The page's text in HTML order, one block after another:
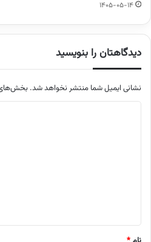
1405-05-14
دیدگاهتان را بنویسید
نشانی ایمیل شما منتشر نخواهد شد. بخش‌های